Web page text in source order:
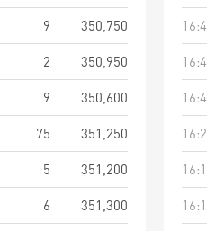
9
350,750
2
350,950
9
350,600
75
351,250
5
351,200
6
351,300